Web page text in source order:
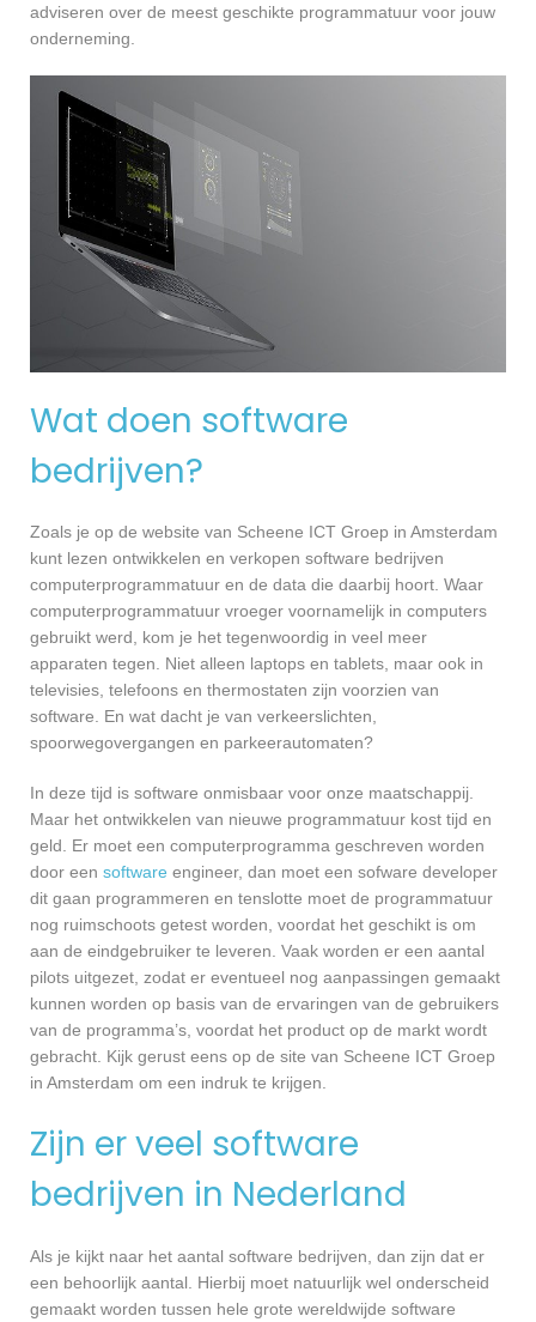
adviseren over de meest geschikte programmatuur voor jouw
onderneming.
Wat doen software
bedrijven?
Zoals je op de website van Scheene ICT Groep in Amsterdam
kunt lezen ontwikkelen en verkopen software bedrijven
computerprogrammatuur en de data die daarbij hoort. Waar
computerprogrammatuur vroeger voornamelijk in computers
gebruikt werd, kom je het tegenwoordig in veel meer
apparaten tegen. Niet alleen laptops en tablets, maar ook in
televisies, telefoons en thermostaten zijn voorzien van
software. En wat dacht je van verkeerslichten,
spoorwegovergangen en parkeerautomaten?
In deze tijd is software onmisbaar voor onze maatschappij.
Maar het ontwikkelen van nieuwe programmatuur kost tijd en
geld. Er moet een computerprogramma geschreven worden
door een software engineer, dan moet een sofware developer
dit gaan programmeren en tenslotte moet de programmatuur
nog ruimschoots getest worden, voordat het geschikt is om
aan de eindgebruiker te leveren. Vaak worden er een aantal
pilots uitgezet, zodat er eventueel nog aanpassingen gemaakt
kunnen worden op basis van de ervaringen van de gebruikers
van de programma’s, voordat het product op de markt wordt
gebracht. Kijk gerust eens op de site van Scheene ICT Groep
in Amsterdam om een indruk te krijgen.
Zijn er veel software
bedrijven in Nederland
Als je kijkt naar het aantal software bedrijven, dan zijn dat er
een behoorlijk aantal. Hierbij moet natuurlijk wel onderscheid
gemaakt worden tussen hele grote wereldwijde software